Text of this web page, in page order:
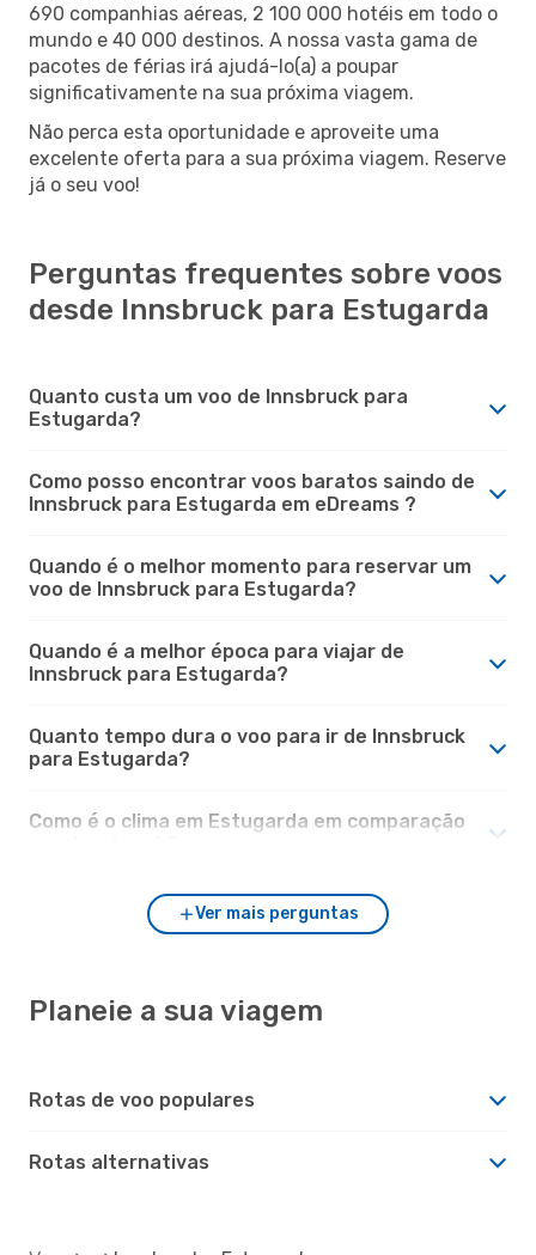
690 companhias aéreas, 2 100 000 hotéis em todo o
mundo e 40 000 destinos. A nossa vasta gama de
pacotes de férias irá ajudá-lo(a) a poupar
significativamente na sua próxima viagem.
Não perca esta oportunidade e aproveite uma
excelente oferta para a sua próxima viagem. Reserve
já o seu voo!
Perguntas frequentes sobre voos
desde Innsbruck para Estugarda
Quanto custa um voo de Innsbruck para
Estugarda?
Como posso encontrar voos baratos saindo de
Innsbruck para Estugarda em eDreams ?
Quando é o melhor momento para reservar um
voo de Innsbruck para Estugarda?
Quando é a melhor época para viajar de
Innsbruck para Estugarda?
Quanto tempo dura o voo para ir de Innsbruck
para Estugarda?
Como é o clima em Estugarda em comparação
Ver mais perguntas
Planeie a sua viagem
Rotas de voo populares
Rotas alternativas